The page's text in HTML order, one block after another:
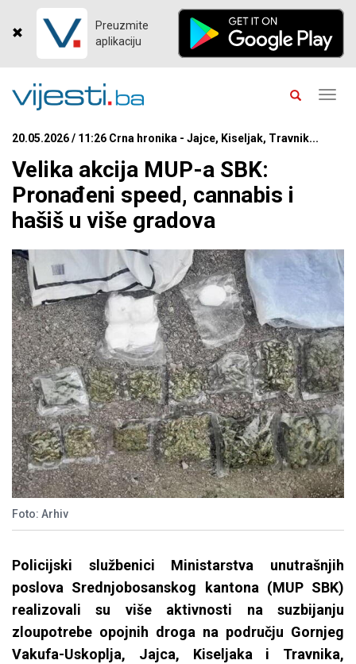
Preuzmite
aplikaciju
20.05.2026 / 11:26 Crna hronika - Jajce, Kiseljak, Travnik...
Velika akcija MUP-a SBK:
Pronađeni speed, cannabis i
hašiš u više gradova
Foto: Arhiv
Policijski službenici Ministarstva unutrašnjih
poslova Srednjobosanskog kantona (MUP SBK)
realizovali su više aktivnosti na suzbijanju
zloupotrebe opojnih droga na području Gornjeg
Vakufa-Uskoplja, Jajca, Kiseljaka i Travnika,